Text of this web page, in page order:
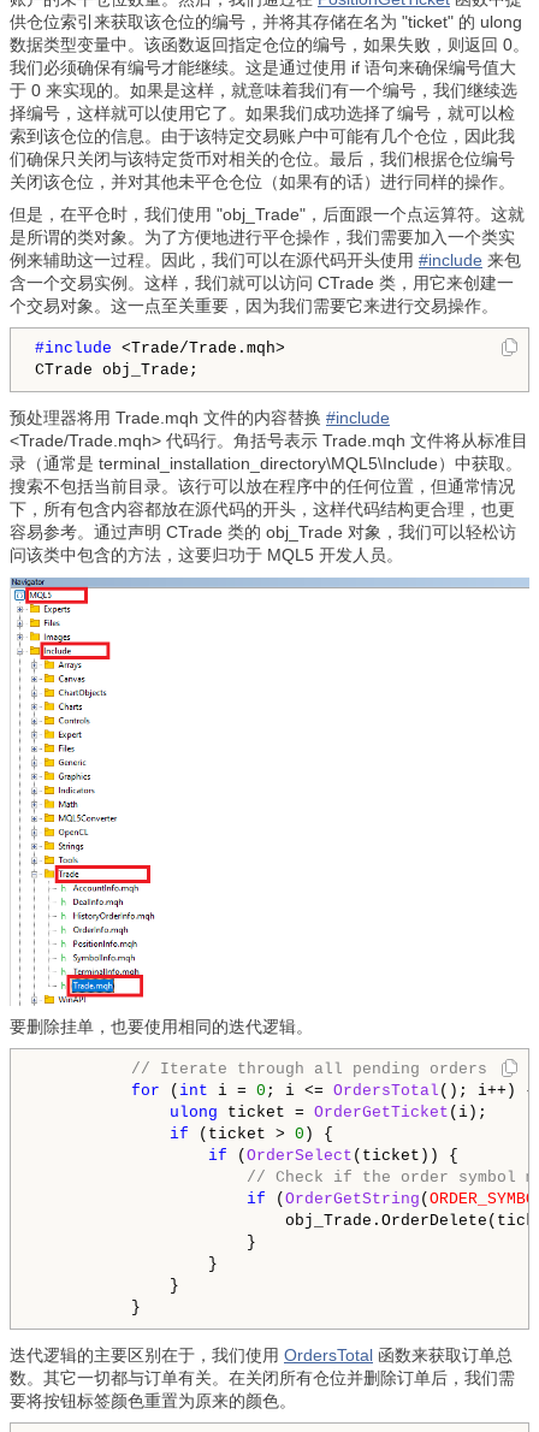
供仓位索引来获取该仓位的编号，并将其存储在名为 "ticket" 的 ulong
数据类型变量中。该函数返回指定仓位的编号，如果失败，则返回 0。
我们必须确保有编号才能继续。这是通过使用 if 语句来确保编号值大
于 0 来实现的。如果是这样，就意味着我们有一个编号，我们继续选
择编号，这样就可以使用它了。如果我们成功选择了编号，就可以检
索到该仓位的信息。由于该特定交易账户中可能有几个仓位，因此我
们确保只关闭与该特定货币对相关的仓位。最后，我们根据仓位编号
关闭该仓位，并对其他未平仓仓位（如果有的话）进行同样的操作。
但是，在平仓时，我们使用 "obj_Trade"，后面跟一个点运算符。这就
是所谓的类对象。为了方便地进行平仓操作，我们需要加入一个类实
例来辅助这一过程。因此，我们可以在源代码开头使用 #include 来包
含一个交易实例。这样，我们就可以访问 CTrade 类，用它来创建一
个交易对象。这一点至关重要，因为我们需要它来进行交易操作。
#include <Trade/Trade.mqh>
CTrade obj_Trade;
预处理器将用 Trade.mqh 文件的内容替换 #include
<Trade/Trade.mqh> 代码行。角括号表示 Trade.mqh 文件将从标准目
录（通常是 terminal_installation_directory\MQL5\Include）中获取。
搜索不包括当前目录。该行可以放在程序中的任何位置，但通常情况
下，所有包含内容都放在源代码的开头，这样代码结构更合理，也更
容易参考。通过声明 CTrade 类的 obj_Trade 对象，我们可以轻松访
问该类中包含的方法，这要归功于 MQL5 开发人员。
要删除挂单，也要使用相同的迭代逻辑。
// Iterate through all pending orders
for ( int i = 0 ; i <= OrdersTotal (); i++) {
ulong ticket = OrderGetTicket (i);
if (ticket > 0 ) {
if ( OrderSelect (ticket)) {
// Check if the order symbol
if ( OrderGetString (
}
}
}
}
迭代逻辑的主要区别在于，我们使用 OrdersTotal 函数来获取订单总
数。其它一切都与订单有关。在关闭所有仓位并删除订单后，我们需
要将按钮标签颜色重置为原来的颜色。